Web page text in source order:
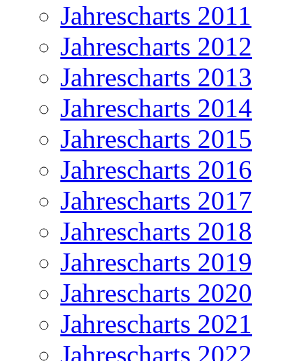
Jahrescharts 2011
Jahrescharts 2012
Jahrescharts 2013
Jahrescharts 2014
Jahrescharts 2015
Jahrescharts 2016
Jahrescharts 2017
Jahrescharts 2018
Jahrescharts 2019
Jahrescharts 2020
Jahrescharts 2021
Jahrescharts 2022